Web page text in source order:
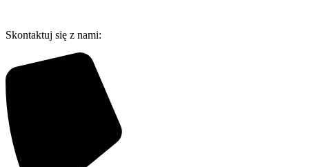
treści
Skontaktuj się z nami: